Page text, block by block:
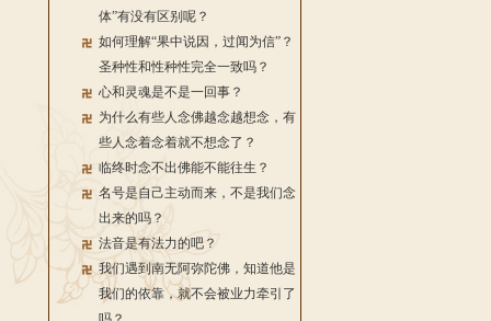
体”有没有区别呢？
如何理解“果中说因，过闻为信”？
圣种性和性种性完全一致吗？
心和灵魂是不是一回事？
为什么有些人念佛越念越想念，有
些人念着念着就不想念了？
临终时念不出佛能不能往生？
名号是自己主动而来，不是我们念
出来的吗？
法音是有法力的吧？
我们遇到南无阿弥陀佛，知道他是
我们的依靠，就不会被业力牵引了